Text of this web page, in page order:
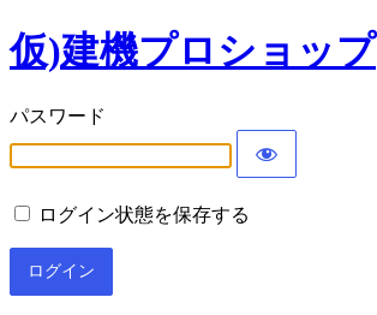
仮)建機プロショップ
パスワード
ログイン状態を保存する